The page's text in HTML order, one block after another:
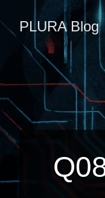
PLURA Blog